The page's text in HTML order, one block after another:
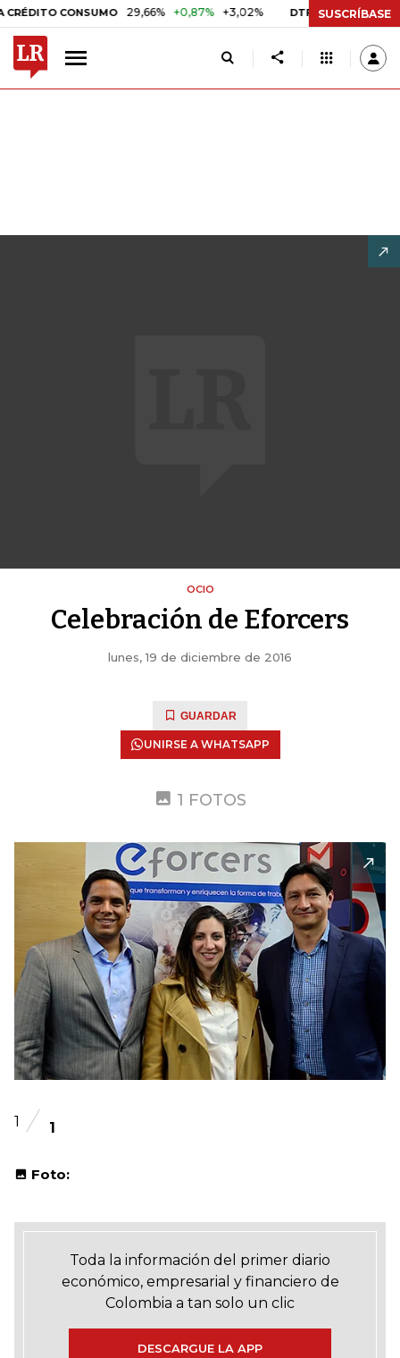
CONSUMO 29,66% +0,87% +3,02% DTF 10,34% +0,10%
SUSCRÍBASE
OCIO
Celebración de Eforcers
lunes, 19 de diciembre de 2016
GUARDAR
UNIRSE A WHATSAPP
1 FOTOS
1 1
Foto:
Toda la información del primer diario
económico, empresarial y financiero de
Colombia a tan solo un clic
DESCARGUE LA APP